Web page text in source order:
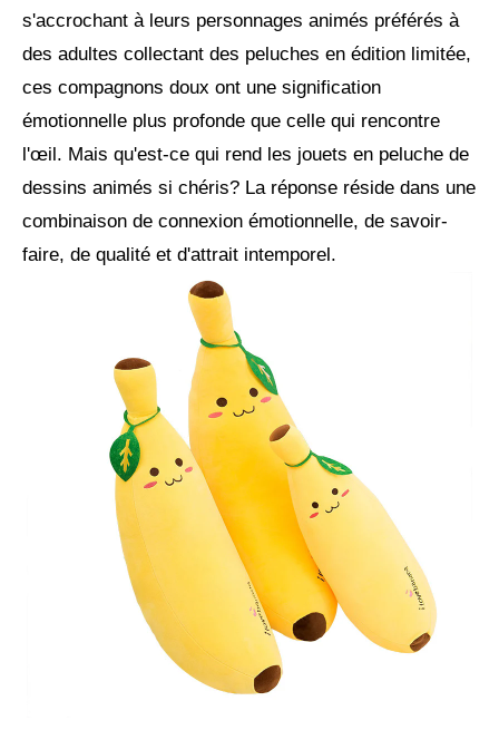
s'accrochant à leurs personnages animés préférés à
des adultes collectant des peluches en édition limitée,
ces compagnons doux ont une signification
émotionnelle plus profonde que celle qui rencontre
l'œil. Mais qu'est-ce qui rend les jouets en peluche de
dessins animés si chéris? La réponse réside dans une
combinaison de connexion émotionnelle, de savoir-
faire, de qualité et d'attrait intemporel.